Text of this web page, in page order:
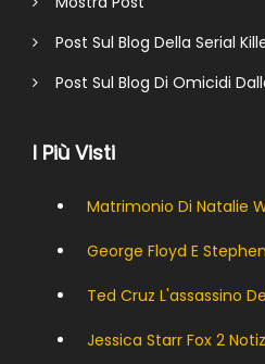
Post Sul Blog Della Serial
Post Sul Blog Di Omicidi
I Più Visti
Matrimonio Di Natalie
George Floyd E
Ted Cruz L'assassino
Jessica Starr Fox 2